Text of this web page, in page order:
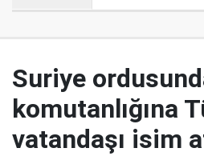
Suriye
komutanlığına
vatandaşı isim